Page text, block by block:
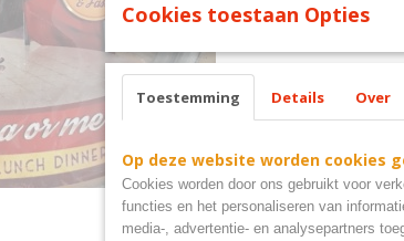
Cookies toestaan Opties
Toestemming Details Over
Op deze website worden cookies
Cookies worden door ons gebruikt voor
functies en het personaliseren van
media-, advertentie- en analysepartners